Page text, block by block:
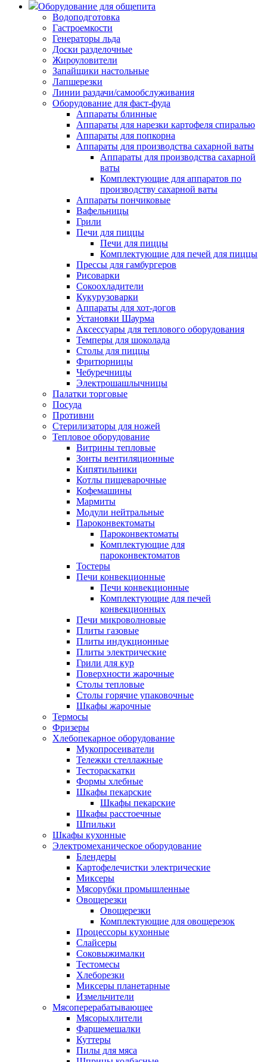
Оборудование для общепита
Водоподготовка
Гастроемкости
Генераторы льда
Доски разделочные
Жироуловители
Запайщики настольные
Лапшерезки
Линии раздачи/самообслуживания
Оборудование для фаст-фуда
Аппараты блинные
Аппараты для нарезки картофеля спиралью
Аппараты для попкорна
Аппараты для производства сахарной ваты
Аппараты для производства сахарной
ваты
Комплектующие для аппаратов по
производству сахарной ваты
Аппараты пончиковые
Вафельницы
Грили
Печи для пиццы
Печи для пиццы
Комплектующие для печей для пиццы
Прессы для гамбургеров
Рисоварки
Сокоохладители
Кукурузоварки
Аппараты для хот-догов
Установки Шаурма
Аксессуары для теплового оборудования
Темперы для шоколада
Столы для пиццы
Фритюрницы
Чебуречницы
Электрошашлычницы
Палатки торговые
Посуда
Противни
Стерилизаторы для ножей
Тепловое оборудование
Витрины тепловые
Зонты вентиляционные
Кипятильники
Котлы пищеварочные
Кофемашины
Мармиты
Модули нейтральные
Пароконвектоматы
Пароконвектоматы
Комплектующие для
пароконвектоматов
Тостеры
Печи конвекционные
Печи конвекционные
Комплектующие для печей
конвекционных
Печи микроволновые
Плиты газовые
Плиты индукционные
Плиты электрические
Грили для кур
Поверхности жарочные
Столы тепловые
Столы горячие упаковочные
Шкафы жарочные
Термосы
Фризеры
Хлебопекарное оборудование
Мукопросеиватели
Тележки стеллажные
Тестораскатки
Формы хлебные
Шкафы пекарские
Шкафы пекарские
Шкафы расстоечные
Шпильки
Шкафы кухонные
Электромеханическое оборудование
Блендеры
Картофелечистки электрические
Миксеры
Мясорубки промышленные
Овощерезки
Овощерезки
Комплектующие для овощерезок
Процессоры кухонные
Слайсеры
Соковыжималки
Тестомесы
Хлеборезки
Миксеры планетарные
Измельчители
Мясоперерабатывающее
Мясорыхлители
Фаршемешалки
Куттеры
Пилы для мяса